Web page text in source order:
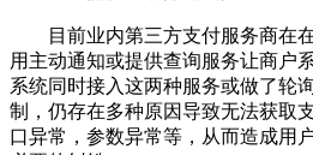
目前业内第三方支付服务商在在
用主动通知或提供查询服务让商户
系统同时接入这两种服务或做了轮
制，仍存在多种原因导致无法获取
口异常，参数异常等，从而造成用